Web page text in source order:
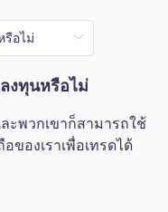
งทุนหรือไม่
ะพวกเขาก็สามารถใช้
องเราเพื่อเทรดได้